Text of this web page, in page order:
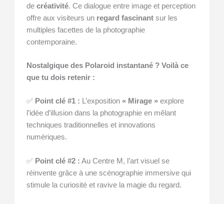
decréativité. Ce dialogue entre image et perception
offre aux visiteurs un regard fascinant sur les
multiples facettes de la photographie
contemporaine.
Nostalgique des Polaroid instantané ? Voilà ce
que tu dois retenir :
✅ Point clé #1 : L’exposition« Mirage » explore
l’idée d’illusion dans la photographie en mêlant
techniques traditionnelles et innovations
numériques.
✅ Point clé #2 : Au Centre M, l’art visuel se
réinvente grâce à une scénographie immersive qui
stimule la curiosité et ravive la magie du regard.